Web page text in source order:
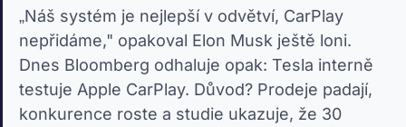
„Náš systém je nejlepší v odvětví, CarPlay
nepřidáme," opakoval Elon Musk ještě loni.
Dnes Bloomberg odhaluje opak: Tesla interně
testuje Apple CarPlay. Důvod? Prodeje padají,
konkurence roste a studie ukazuje, že 30